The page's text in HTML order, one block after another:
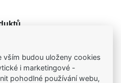
k vybraným šperkům
vším budou uloženy cookies
i marketingové -
pohodlné používání webu,